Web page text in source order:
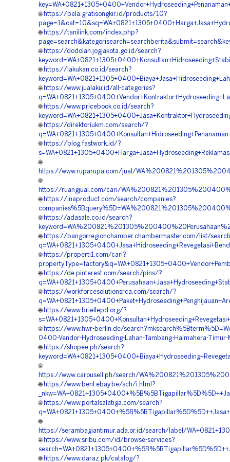
🌐 https://bela.gratisongkir.id/products/10?
🌐 https://tanilink.com/index.php?
🌐 https://dodolan.jogjakota.go.id/search?
🌐 https://lakukan.co.id/search?
🌐 https://www.jualaku.id/all-categories?
🌐 https://www.pricebook.co.id/search?
🌐 https://direktoriukm.com/search/?
🌐 https://blog.fastwork.id/?
🌐
https://www.ruparupa.com/jual/
🌐
https://ruangjual.com/cari/
🌐 https://inaproduct.com/search/companies?
🌐 https://adasale.co.id/search?
🌐 https://bangorregionchamber.chambermaster.com/list/
🌐 https://properti1.com/cari?
🌐 https://de.pinterest.com/search/pins/?
🌐 https://workforcesolutionsrca.com/search/?
🌐 https://www.briellepd.org/?
🌐 https://www.hwr-berlin.de/
0400-Vendor-Hydroseeding-Lahan-Tambang-Halmahera-Timur-
🌐 https://shopee.ph/search?
🌐
https://www.carousell.ph/search/
🌐 https://www.benl.ebay.be/sch/i.html?
🌐 https://www.portalsalatiga.com/search?
🌐
https://serambagiantimur.ada.or.id/search/label/
🌐 https://www.sribu.com/id/browse-services?
🌐 https://www.daraz.pk/catalog/?